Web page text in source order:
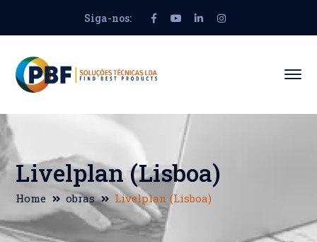
Siga-nos:
Facebook
Profile
Youtube
Profile
LinkedIn
ProfileProfile
Livelplan (Lisboa)
Home obras Livelplan (Lisboa)